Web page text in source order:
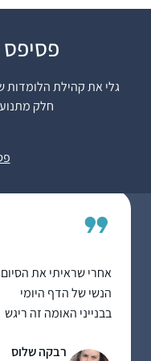
פסיפס
גלי את קהילת הלומדות
חלק
הלימוד מאוד משפיעה
על היום שלי כי אני
לומדת עם רבנית מישל
גדול להתחיל את היום
בלימוד ובתפילה. תודה
רבה !
שרה ברלוביץ
אחרי שראיתי את הסיום
הנשי של הדף היומי
בבנייני האומה זה ריגש
להצטרף. לא למדתי
רבקה שלוס